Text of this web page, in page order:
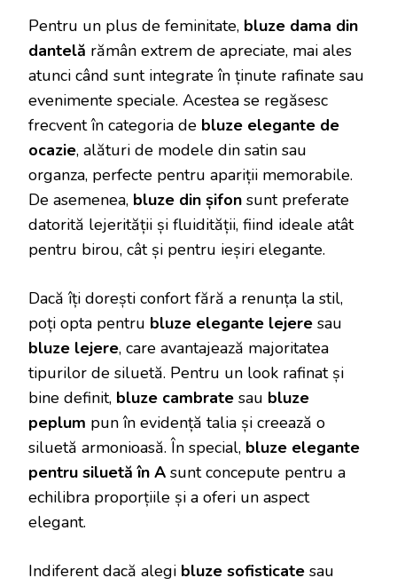
Pentru un plus de feminitate, bluze dama din
dantelă rămân extrem de apreciate, mai ales
atunci când sunt integrate în ținute rafinate sau
evenimente speciale. Acestea se regăsesc
frecvent în categoria de bluze elegante de
ocazie, alături de modele din satin sau
organza, perfecte pentru apariții memorabile.
De asemenea, bluze din șifon sunt preferate
datorită lejerității și fluidității, fiind ideale atât
pentru birou, cât și pentru ieșiri elegante.
Dacă îți dorești confort fără a renunța la stil,
poți opta pentru bluze elegante lejere sau
bluze lejere, care avantajează majoritatea
tipurilor de siluetă. Pentru un look rafinat și
bine definit, bluze cambrate sau bluze
peplum pun în evidență talia și creează o
siluetă armonioasă. În special, bluze elegante
pentru siluetă în A sunt concepute pentru a
echilibra proporțiile și a oferi un aspect
elegant.
Indiferent dacă alegi bluze sofisticate sau